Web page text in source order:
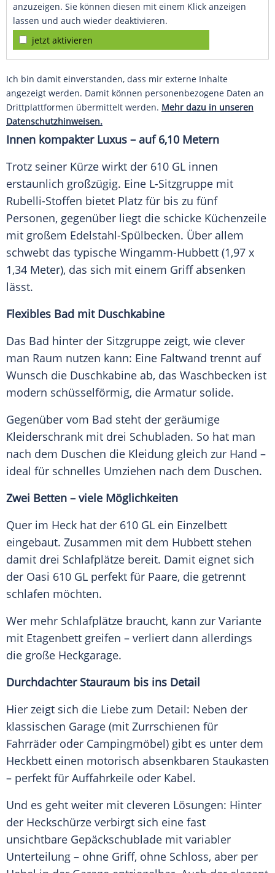
anzuzeigen. Sie können diesen mit einem Klick anzeigen
lassen und auch wieder deaktivieren.
jetzt aktivieren
Ich bin damit einverstanden, dass mir externe Inhalte
angezeigt werden. Damit können personenbezogene Daten an
Drittplattformen übermittelt werden. Mehr dazu in unseren
Datenschutzhinweisen.
Innen kompakter Luxus – auf 6,10 Metern
Trotz seiner Kürze wirkt der 610 GL innen
erstaunlich großzügig. Eine L-Sitzgruppe mit
Rubelli-Stoffen bietet Platz für bis zu fünf
Personen, gegenüber liegt die schicke Küchenzeile
mit großem Edelstahl-Spülbecken. Über allem
schwebt das typische Wingamm-Hubbett (1,97 x
1,34 Meter), das sich mit einem Griff absenken
lässt.
Flexibles Bad mit Duschkabine
Das Bad hinter der Sitzgruppe zeigt, wie clever
man Raum nutzen kann: Eine Faltwand trennt auf
Wunsch die Duschkabine ab, das Waschbecken ist
modern schüsselförmig, die Armatur solide.
Gegenüber vom Bad steht der geräumige
Kleiderschrank mit drei Schubladen. So hat man
nach dem Duschen die Kleidung gleich zur Hand –
ideal für schnelles Umziehen nach dem Duschen.
Zwei Betten – viele Möglichkeiten
Quer im Heck hat der 610 GL ein Einzelbett
eingebaut. Zusammen mit dem Hubbett stehen
damit drei Schlafplätze bereit. Damit eignet sich
der Oasi 610 GL perfekt für Paare, die getrennt
schlafen möchten.
Wer mehr Schlafplätze braucht, kann zur Variante
mit Etagenbett greifen – verliert dann allerdings
die große Heckgarage.
Durchdachter Stauraum bis ins Detail
Hier zeigt sich die Liebe zum Detail: Neben der
klassischen Garage (mit Zurrschienen für
Fahrräder oder Campingmöbel) gibt es unter dem
Heckbett einen motorisch absenkbaren Staukasten
– perfekt für Auffahrkeile oder Kabel.
Und es geht weiter mit cleveren Lösungen: Hinter
der Heckschürze verbirgt sich eine fast
unsichtbare Gepäckschublade mit variabler
Unterteilung – ohne Griff, ohne Schloss, aber per